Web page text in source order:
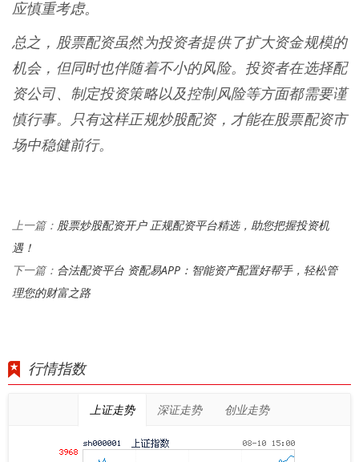
应慎重考虑。
总之，股票配资虽然为投资者提供了扩大资金规模的
机会，但同时也伴随着不小的风险。投资者在选择配
资公司、制定投资策略以及控制风险等方面都需要谨
慎行事。只有这样正规炒股配资，才能在股票配资市
场中稳健前行。
上一篇： 股票炒股配资开户 正规配资平台精选，助您把握投资机
遇！
下一篇： 合法配资平台 资配易APP：智能资产配置好帮手，轻松管
理您的财富之路
行情指数
上证走势 深证走势 创业走势